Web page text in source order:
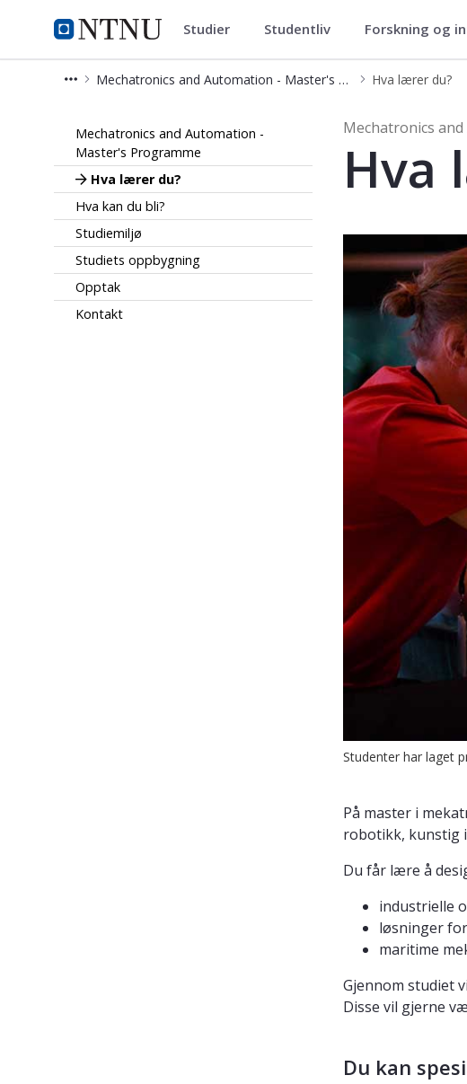
NTNU Hjemmeside
Mechatronics and Automation -
Studier Studentliv Forskning og
Mechatronics and Automation - Master's Programme Hva lærer du?
Mechatronics and Automation -
Master's Programme
Hva lærer du?
Hva kan du bli?
Studiemiljø
Studiets oppbygning
Opptak
Kontakt
Mechatronics
Hva
Studenter har laget
På master i
robotikk, kunstig
Du får lære å
industrielle
løsninger
maritime
Gjennom studiet
Disse vil gjerne
Du kan